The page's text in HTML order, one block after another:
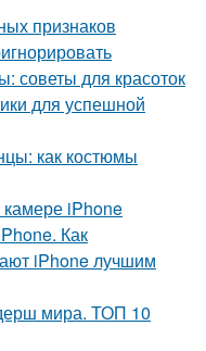
признаков
советы для красоток
для успешной
как костюмы
камере iPhone
Как
iPhone лучшим
мира. ТОП 10